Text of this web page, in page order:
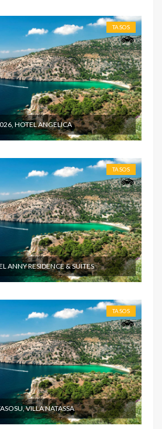
TASOS
HOTEL ANGELICA
TASOS
ANNY RESIDENCE & SUITES
TASOS
VILLA NATASSA